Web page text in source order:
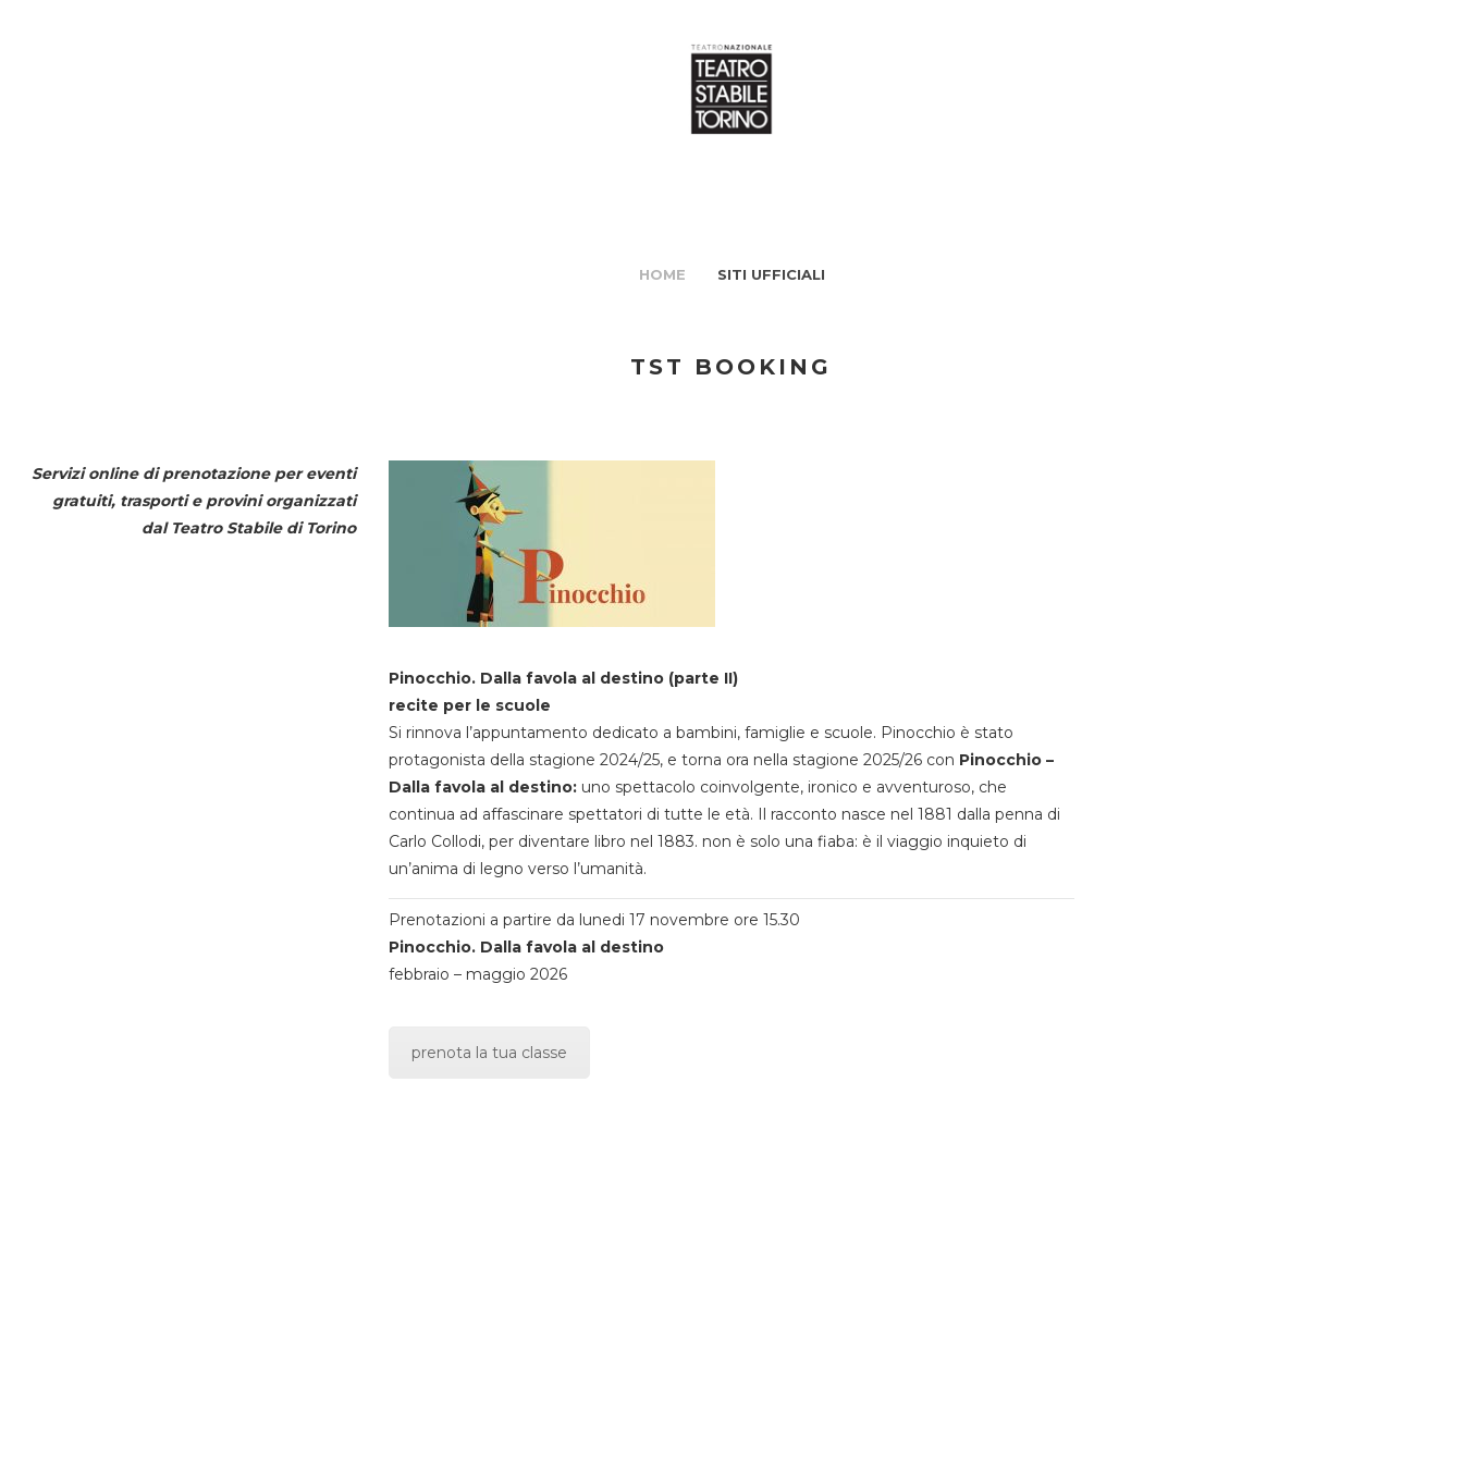
HOME SITI UFFICIALI
TST BOOKING
Servizi online di prenotazione per eventi
gratuiti, trasporti e provini organizzati
dal Teatro Stabile di Torino
Pinocchio. Dalla favola al destino (parte II)
recite per le scuole
Si rinnova l’appuntamento dedicato a bambini, famiglie e scuole. Pinocchio è stato
protagonista della stagione 2024/25, e torna ora nella stagione 2025/26 con Pinocchio –
Dalla favola al destino:uno spettacolo coinvolgente, ironico e avventuroso, che
continua ad affascinare spettatori di tutte le età. Il racconto nasce nel 1881 dalla penna di
Carlo Collodi, per diventare libro nel 1883. non è solo una fiaba: è il viaggio inquieto di
un’anima di legno verso l’umanità.
Prenotazioni a partire da lunedi 17 novembre ore 15.30
Pinocchio. Dalla favola al destino
febbraio – maggio 2026
prenota la tua classe